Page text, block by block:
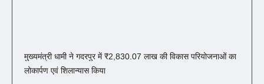
मुख्यमंत्री धामी ने गदरपुर में ₹2,830.07 लाख की विकास परियोजनाओं का
लोकार्पण एवं शिलान्यास किया